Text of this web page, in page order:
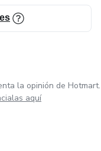
la opinión de Hotmart.
aquí